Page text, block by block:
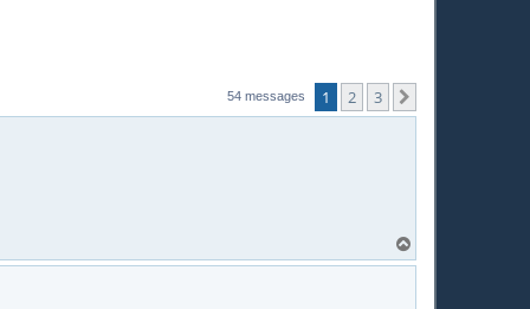
54 messages 1 2 3
a